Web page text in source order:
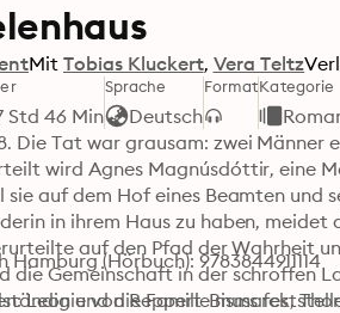
Mit Tobias Kluckert Vera Teltz
Std 46 Min
Sprache
Deutsch
FormatKategorie
Die Tat war grausam: zwei
wird Agnes Magnúsdóttir, eine
sie auf dem Hof eines Beamten und
in ihrem Haus zu haben,
auf den Pfad der Wahrheit
die Gemeinschaft in der schroffen
und die Familie muss
(Hörbuch): 9783844911114
Leonie von Reppert-Bismarck,